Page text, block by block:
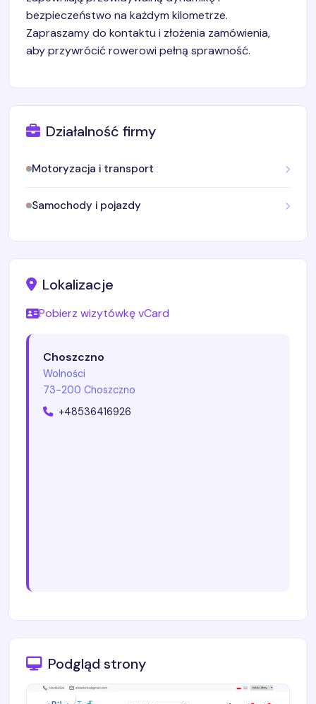
bezpieczeństwo na każdym kilometrze.
Zapraszamy do kontaktu i złożenia zamówienia,
aby przywrócić rowerowi pełną sprawność.
Działalność firmy
Motoryzacja i transport
Samochody i pojazdy
Lokalizacje
Pobierz wizytówkę vCard
Choszczno
Wolności
73-200 Choszczno
+48536416926
Podgląd strony